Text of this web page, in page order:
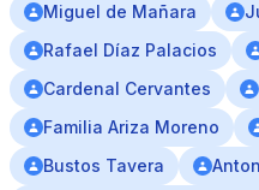
Miguel de Mañara
Rafael Díaz Palacios
Cardenal Cervantes
Familia Ariza Moreno
Bustos Tavera